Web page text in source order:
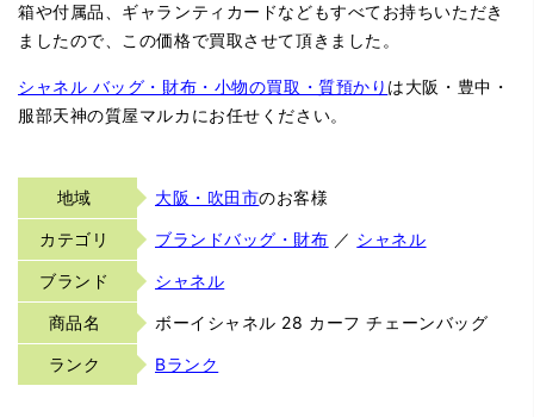
箱や付属品、ギャランティカードなどもすべてお持ちいただき
ましたので、この価格で買取させて頂きました。
シャネル バッグ・財布・小物の買取・質預かり は大阪・豊中・
服部天神の質屋マルカにお任せください。
地域 大阪・吹田市のお客様
カテゴリ ブランドバッグ・財布 ／ シャネル
ブランド シャネル
商品名 ボーイシャネル 28 カーフ チェーンバッグ
ランク Bランク